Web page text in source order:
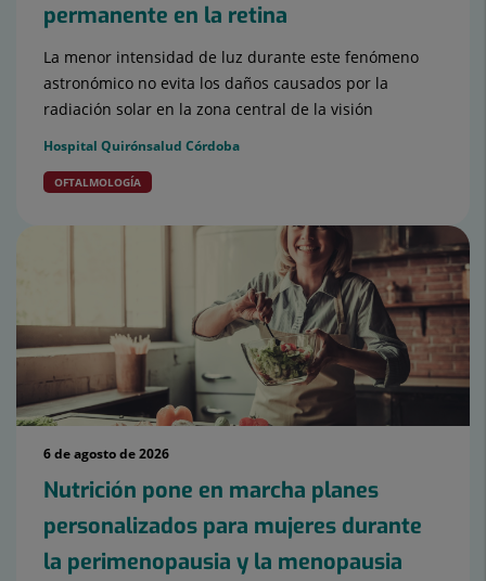
permanente en la retina
La menor intensidad de luz durante este fenómeno
astronómico no evita los daños causados por la
radiación solar en la zona central de la visión
Hospital Quirónsalud Córdoba
OFTALMOLOGÍA
6 de agosto de 2026
Nutrición pone en marcha planes
personalizados para mujeres durante
la perimenopausia y la menopausia